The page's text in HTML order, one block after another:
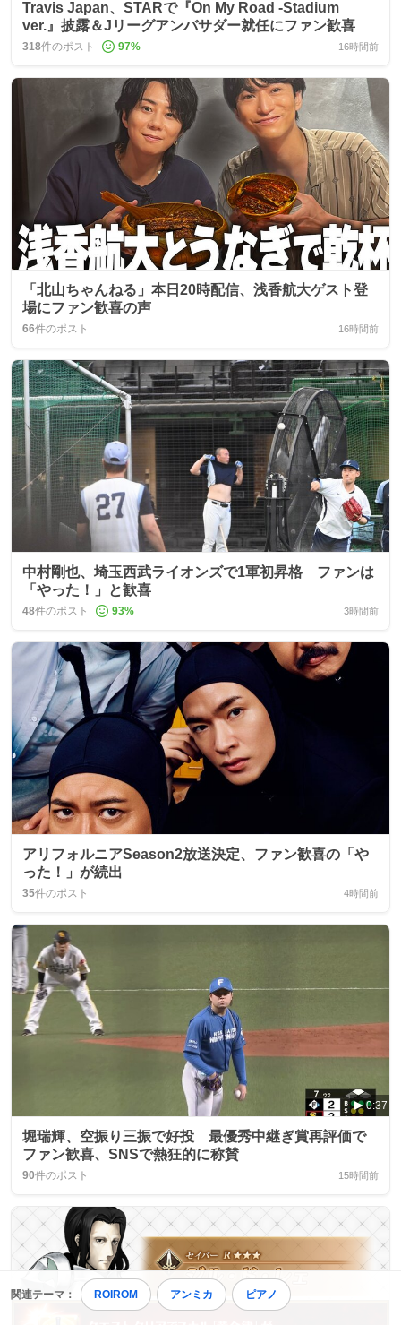
関連テーマ： ROIROM アンミカ ピアノ
Travis Japan、STARで『On My Road -Stadium
ver.』披露＆Jリーグアンバサダー就任にファン歓喜
318件のポスト 97% 16時間前
「北山ちゃんねる」本日20時配信、浅香航大ゲスト登
場にファン歓喜の声
66件のポスト 16時間前
中村剛也、埼玉西武ライオンズで1軍初昇格 ファンは
「やった！」と歓喜
48件のポスト 93% 3時間前
アリフォルニアSeason2放送決定、ファン歓喜の「や
った！」が続出
35件のポスト 4時間前
0:37
堀瑞輝、空振り三振で好投 最優秀中継ぎ賞再評価で
ファン歓喜、SNSで熱狂的に称賛
90件のポスト 15時間前